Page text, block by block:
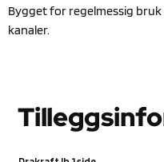
Bygget for regelmessig
kanaler.